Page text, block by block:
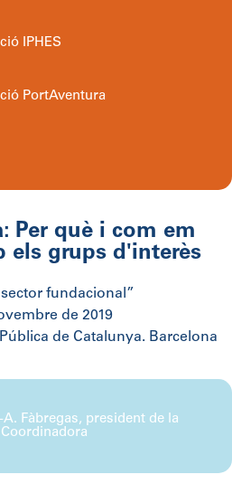
IPHES
PortAventura
Per què i com em
els grups d'interès
fundacional”
de 2019
de Catalunya. Barcelona
A. Fàbregas, president de la
Coordinadora